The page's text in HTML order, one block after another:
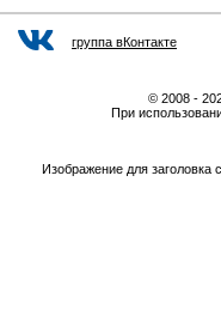
группа вКонтакте
© 2008 -
При
Изображение для